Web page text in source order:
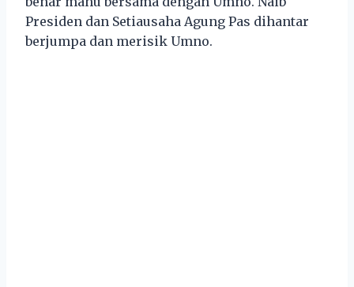
Presiden dan Setiausaha Agung Pas dihantar
berjumpa dan merisik Umno.